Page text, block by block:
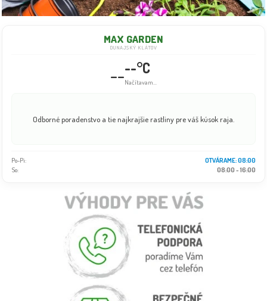
MAX GARDEN
DUNAJSKÝ KLÁTOV
----°C
Načítavam...
Odborné poradenstvo a tie najkrajšie rastliny pre váš kúsok raja.
Po-Pi:
OTVÁRAME: 08:00
So:
08:00 - 16:00